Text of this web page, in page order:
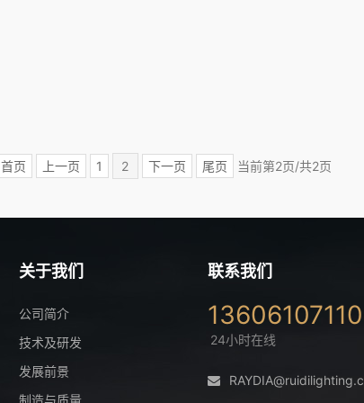
首页 上一页 1 2 下一页 尾页 当前第2页/共2页
关于我们
公司简介
技术及研发
发展前景
制造与质量
联系我们
13606107110
24小时在线